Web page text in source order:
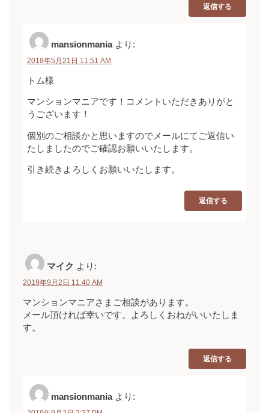
返信する
mansionmania より:
2018年5月21日 11:51 AM
トム様
マンションマニアです！コメントいただきありがと
うございます！
個別のご相談かと思いますのでメールにてご返信い
たしましたのでご確認お願いいたします。
引き続きよろしくお願いいたします。
返信する
マイク より:
2019年9月2日 11:40 AM
マンションマニアさまご相談があります。
メール頂ければ幸いです。よろしくおねがいいたしま
す。
返信する
mansionmania より: